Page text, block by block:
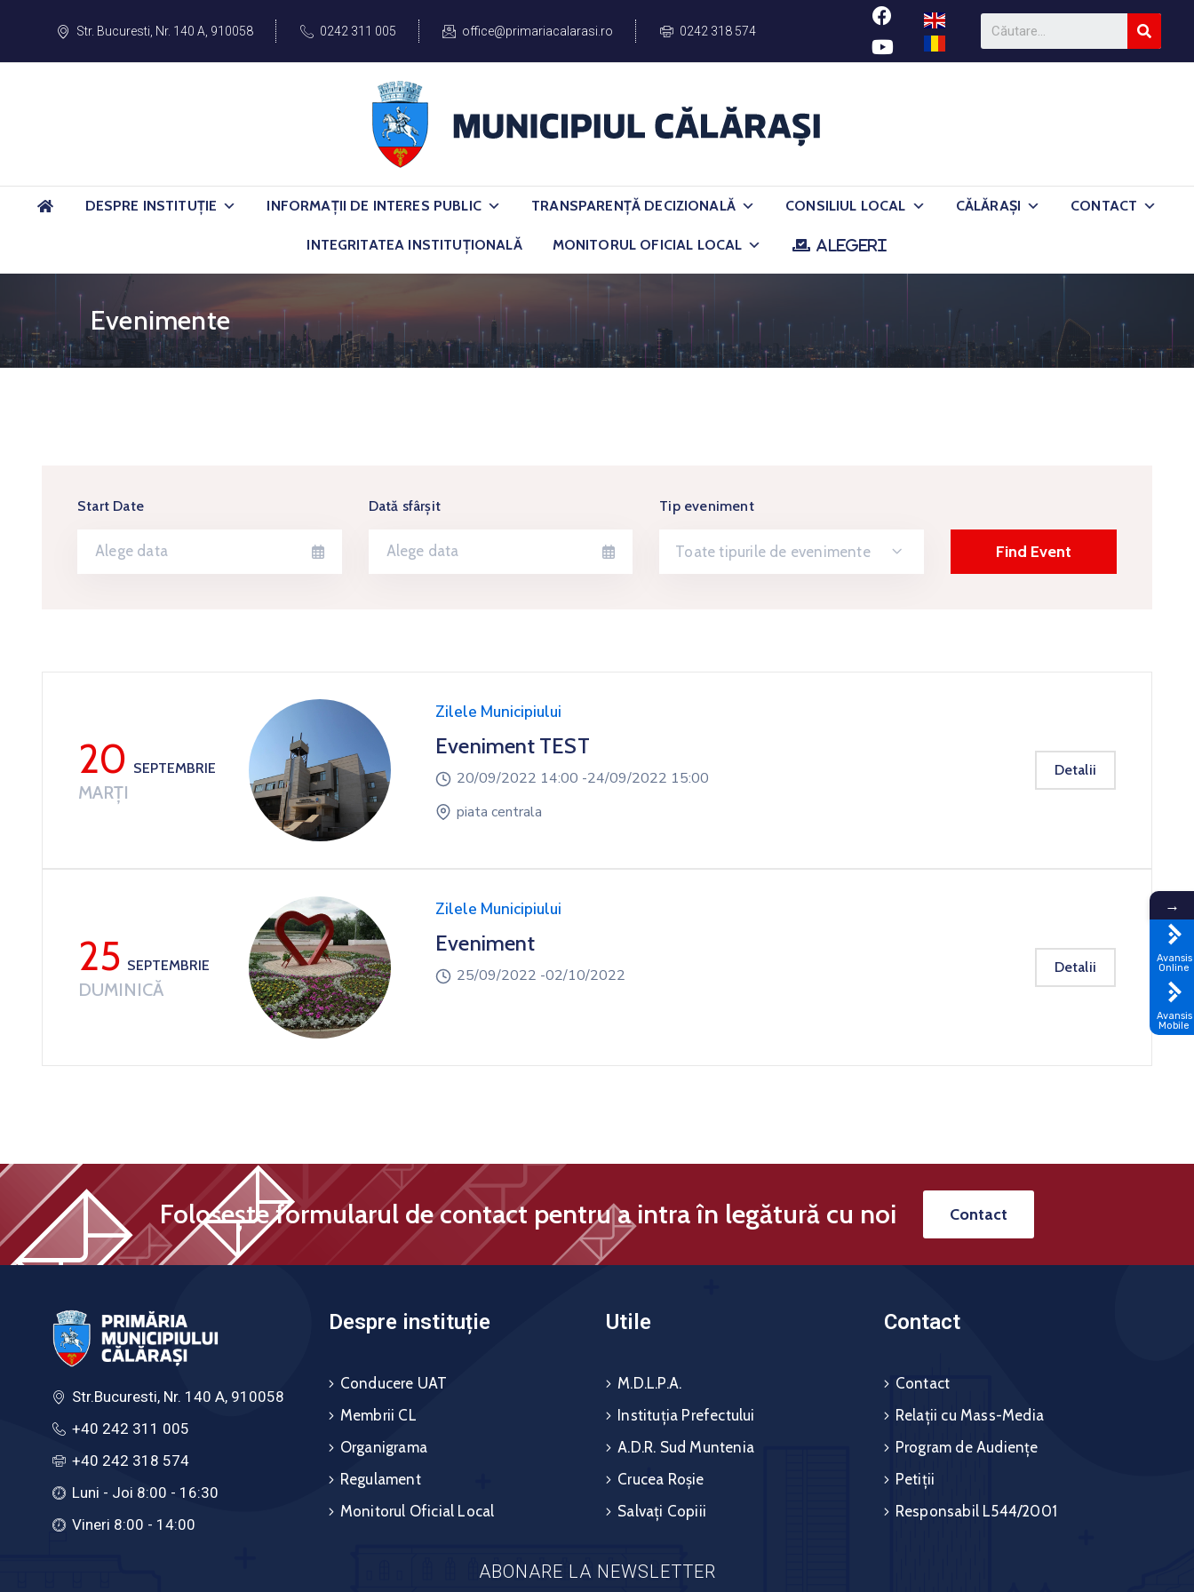
Str. Bucuresti, Nr. 140 A, 910058 0242 311 005 office@primariacalarasi.ro 0242 318 574
DESPRE INSTITUȚIE INFORMAȚII DE INTERES PUBLIC TRANSPARENȚĂ DECIZIONALĂ CONSILIUL LOCAL CĂLĂRAȘI CONTACT
INTEGRITATEA INSTITUȚIONALĂ MONITORUL OFICIAL LOCAL ALEGERI
Evenimente
Start Date Dată sfârșit Tip eveniment
Toate tipurile de evenimente
20SEPTEMBRIE
MARȚI
Zilele Municipiului
Eveniment TEST
20/09/2022 14:00 -24/09/2022 15:00
piata centrala
Detalii
25SEPTEMBRIE
DUMINICĂ
Zilele Municipiului
Eveniment
25/09/2022 -02/10/2022 Detalii
Folosește formularul de contact pentru a intra în legătură cu noi Contact
Str.Bucuresti, Nr. 140 A, 910058
+40 242 311 005
+40 242 318 574
Luni - Joi 8:00 - 16:30
Vineri 8:00 - 14:00
Despre instituție
Conducere UAT
Membrii CL
Organigrama
Regulament
Monitorul Oficial Local
Utile
M.D.L.P.A.
Instituția Prefectului
A.D.R. Sud Muntenia
Crucea Roșie
Salvați Copiii
Contact
Contact
Relații cu Mass-Media
Program de Audiențe
Petiții
Responsabil L544/2001
ABONARE LA NEWSLETTER
→
Avansis
Online
Avansis
Mobile